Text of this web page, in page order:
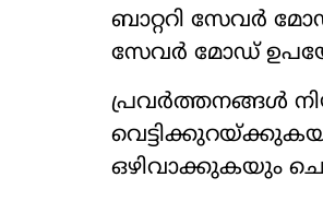
ബാറ്ററി സേവര്‍
സേവര്‍ മോഡ്
പ്രവര്‍ത്തനങ്ങള്‍
ഒഴിവാക്കുകയും